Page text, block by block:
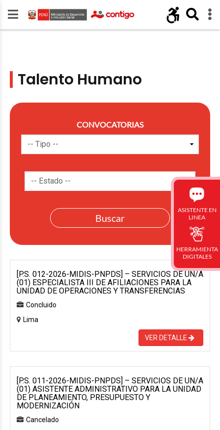
Talento Humano
CONVOCATORIAS
[P.S. 012-2026-MIDIS-PNPDS] – SERVICIOS DE UN/A
(01) ESPECIALISTA III DE AFILIACIONES PARA LA
UNIDAD DE OPERACIONES Y TRANSFERENCIAS
Concluido
Lima
VER DETALLE
[P.S. 011-2026-MIDIS-PNPDS] – SERVICIOS DE UN/A
(01) ASISTENTE ADMINISTRATIVO PARA LA UNIDAD
DE PLANEAMIENTO, PRESUPUESTO Y
MODERNIZACIÓN
Cancelado
ASISTENTE EN
LINEA
HERRAMIENTA
DIGITALES